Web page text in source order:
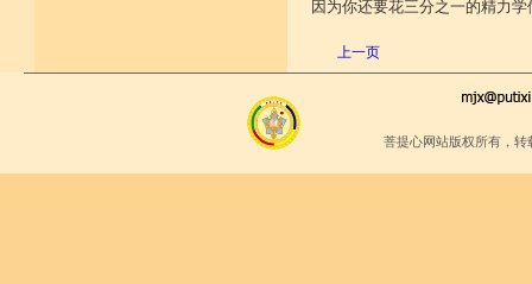
因为你还要花三分之一的精力
上一页
菩提心网站版权所有，